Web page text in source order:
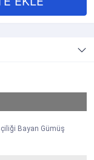
Bayan Gümüş